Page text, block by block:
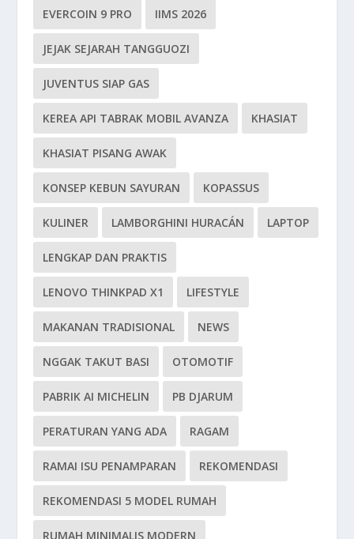
EVERCOIN 9 PRO IIMS 2026
JEJAK SEJARAH TANGGUOZI
JUVENTUS SIAP GAS
KEREA API TABRAK MOBIL AVANZA KHASIAT
KHASIAT PISANG AWAK
KONSEP KEBUN SAYURAN KOPASSUS
KULINER LAMBORGHINI HURACÁN LAPTOP
LENGKAP DAN PRAKTIS
LENOVO THINKPAD X1 LIFESTYLE
MAKANAN TRADISIONAL NEWS
NGGAK TAKUT BASI OTOMOTIF
PABRIK AI MICHELIN PB DJARUM
PERATURAN YANG ADA RAGAM
RAMAI ISU PENAMPARAN REKOMENDASI
REKOMENDASI 5 MODEL RUMAH
RUMAH MINIMALIS MODERN